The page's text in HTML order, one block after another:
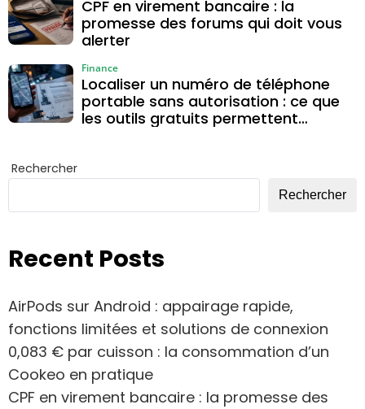
CPF en virement bancaire : la
promesse des forums qui doit vous
alerter
Localiser un numéro de téléphone
portable sans autorisation : ce que
les outils gratuits permettent
Finance
Rechercher
Rechercher
Recent Posts
AirPods sur Android : appairage rapide,
fonctions limitées et solutions de connexion
0,083 € par cuisson : la consommation d’un
Cookeo en pratique
CPF en virement bancaire : la promesse des